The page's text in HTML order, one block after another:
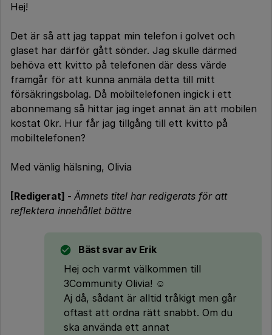
Hej!
Det är så att jag tappat min telefon i golvet och
glaset har därför gått sönder. Jag skulle därmed
behöva ett kvitto på telefonen där dess värde
framgår för att kunna anmäla detta till mitt
försäkringsbolag. Då mobiltelefonen ingick i ett
abonnemang så hittar jag inget annat än att mobilen
kostat 0kr. Hur får jag tillgång till ett kvitto på
mobiltelefonen?
Med vänlig hälsning, Olivia
[Redigerat] - Ämnets titel har redigerats för att
reflektera innehållet bättre
Bäst svar av Erik
Hej och varmt välkommen till
3Community Olivia! ☺️
Aj då, sådant är alltid tråkigt men går
oftast att ordna rätt snabbt. Om du
ska använda ett annat